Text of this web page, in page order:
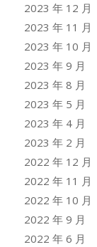
2023 年 12 月
2023 年 11 月
2023 年 10 月
2023 年 9 月
2023 年 8 月
2023 年 5 月
2023 年 4 月
2023 年 2 月
2022 年 12 月
2022 年 11 月
2022 年 10 月
2022 年 9 月
2022 年 6 月